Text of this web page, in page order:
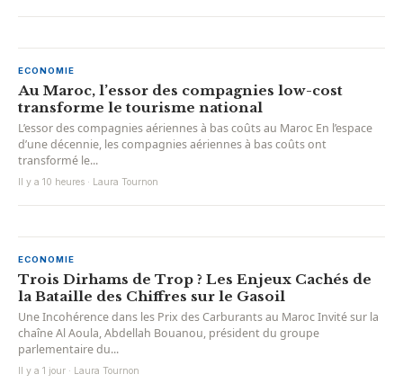
ECONOMIE
Au Maroc, l’essor des compagnies low-cost
transforme le tourisme national
L’essor des compagnies aériennes à bas coûts au Maroc En l’espace
d’une décennie, les compagnies aériennes à bas coûts ont
transformé le...
Il y a 10 heures · Laura Tournon
ECONOMIE
Trois Dirhams de Trop ? Les Enjeux Cachés de
la Bataille des Chiffres sur le Gasoil
Une Incohérence dans les Prix des Carburants au Maroc Invité sur la
chaîne Al Aoula, Abdellah Bouanou, président du groupe
parlementaire du...
Il y a 1 jour · Laura Tournon